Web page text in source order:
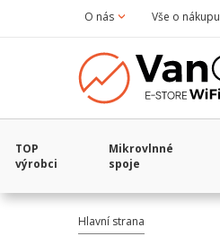
O nás Vše o nákupu
TOP
výrobci
Mikrovlnné
spoje
Hlavní strana